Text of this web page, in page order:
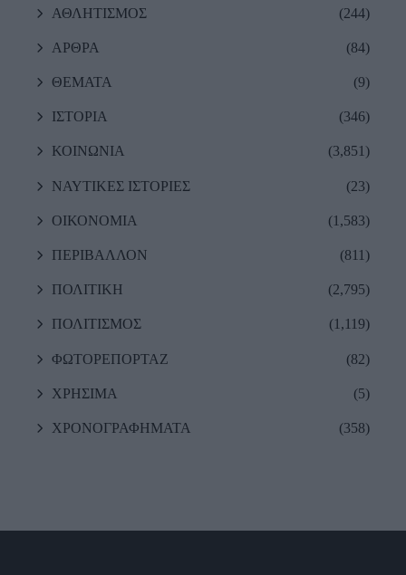
ΑΘΛΗΤΙΣΜΟΣ (244)
ΑΡΘΡΑ (84)
ΘΕΜΑΤΑ (9)
ΙΣΤΟΡΙΑ (346)
ΚΟΙΝΩΝΙΑ (3,851)
ΝΑΥΤΙΚΕΣ ΙΣΤΟΡΙΕΣ (23)
ΟΙΚΟΝΟΜΙΑ (1,583)
ΠΕΡΙΒΑΛΛΟΝ (811)
ΠΟΛΙΤΙΚΗ (2,795)
ΠΟΛΙΤΙΣΜΟΣ (1,119)
ΦΩΤΟΡΕΠΟΡΤΑΖ (82)
ΧΡΗΣΙΜΑ (5)
ΧΡΟΝΟΓΡΑΦΗΜΑΤΑ (358)